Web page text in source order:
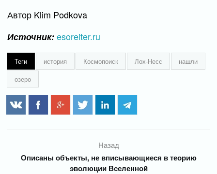
Автор Klim Podkova
Источник:esoreiter.ru
Теги история Космопоиск Лох-Несс
нашли
озеро
Назад
Описаны объекты, не вписывающиеся в теорию
эволюции Вселенной